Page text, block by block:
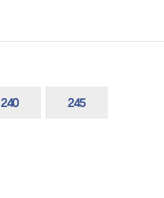
240 245